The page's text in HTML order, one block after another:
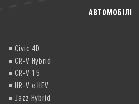
АВТОМОБІЛІ
Civic 4D
CR-V Hybrid
CR-V 1.5
HR-V e:HEV
Jazz Hybrid